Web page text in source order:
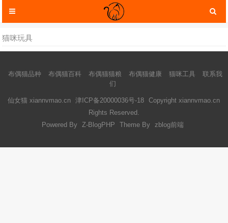
猫咪玩具
布偶猫品种 布偶猫百科 布偶猫猫粮 布偶猫健康 猫咪工具
联系我
们
仙女猫 xiannvmao.cn 津ICP备20000036号-18 Copyright xiannvmao.cn
Rights Reserved.
Powered By
Z-BlogPHP Theme By zblog前端